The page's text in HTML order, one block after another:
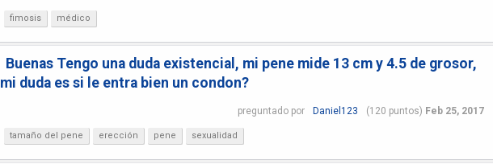
fimosis médico
Buenas Tengo una duda existencial, mi pene mide 13 cm y 4.5 de grosor,
mi duda es si le entra bien un condon?
preguntado por Daniel123 (120 puntos) Feb 25, 2017
tamaño del pene erección pene sexualidad